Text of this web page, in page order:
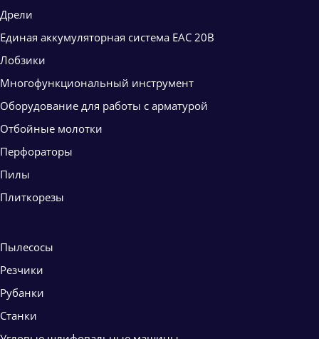
Дрели
Единая аккумуляторная система ЕАС 20В
Лобзики
Многофункциональный инструмент
Оборудование для работы с арматурой
Отбойные молотки
Перфораторы
Пилы
Плиткорезы
Пылесосы
Резчики
Рубанки
Станки